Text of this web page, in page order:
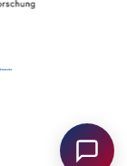
Sie jetzt
Ihre Anfrage.